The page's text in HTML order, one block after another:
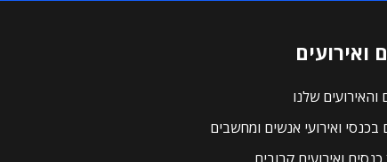
ואירועים
והאירועים שלנו
בכנסי ואירועי אנשים ומחשבים